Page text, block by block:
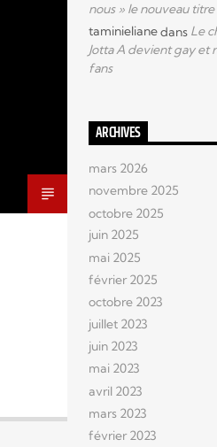
nous » le nouveau
taminielianedans Le
Jotta A devient gay et
fans
ARCHIVES
mars 2026
novembre 2025
octobre 2025
juin 2025
mai 2025
février 2025
octobre 2023
juillet 2023
juin 2023
mai 2023
avril 2023
mars 2023
février 2023